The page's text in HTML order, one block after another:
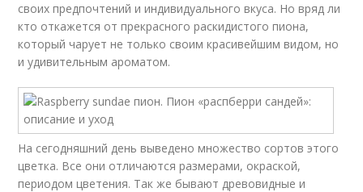
своих предпочтений и индивидуального вкуса. Но вряд ли
кто откажется от прекрасного раскидистого пиона,
который чарует не только своим красивейшим видом, но
и удивительным ароматом.
На сегодняшний день выведено множество сортов этого
цветка. Все они отличаются размерами, окраской,
периодом цветения. Так же бывают древовидные и